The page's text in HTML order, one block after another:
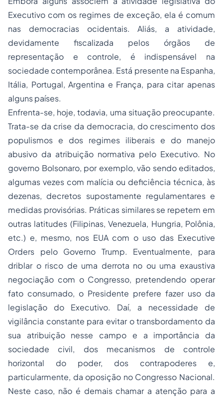
Executivo com os regimes de exceção, ela é comum
nas democracias ocidentais. Aliás, a atividade,
devidamente fiscalizada pelos órgãos de
representação e controle, é indispensável na
sociedade contemporânea. Está presente na Espanha,
Itália, Portugal, Argentina e França, para citar apenas
alguns países.
Enfrenta-se, hoje, todavia, uma situação preocupante.
Trata-se da crise da democracia, do crescimento dos
populismos e dos regimes iliberais e do manejo
abusivo da atribuição normativa pelo Executivo. No
governo Bolsonaro, por exemplo, vão sendo editados,
algumas vezes com malícia ou deficiência técnica, às
dezenas, decretos supostamente regulamentares e
medidas provisórias. Práticas similares se repetem em
outras latitudes (Filipinas, Venezuela, Hungria, Polônia,
etc.) e, mesmo, nos EUA com o uso das Executive
Orders pelo Governo Trump. Eventualmente, para
driblar o risco de uma derrota no ou uma exaustiva
negociação com o Congresso, pretendendo operar
fato consumado, o Presidente prefere fazer uso da
legislação do Executivo. Daí, a necessidade de
vigilância constante para evitar o transbordamento da
sua atribuição nesse campo e a importância da
sociedade civil, dos mecanismos de controle
horizontal do poder, dos contrapoderes e,
particularmente, da oposição no Congresso Nacional.
Neste caso, não é demais chamar a atenção para a